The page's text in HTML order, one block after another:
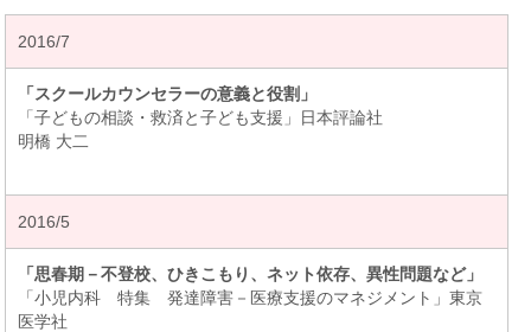
2016/7
「スクールカウンセラーの意義と役割」
「子どもの相談・救済と子ども支援」日本評論社
明橋 大二
2016/5
「思春期－不登校、ひきこもり、ネット依存、異性問題など」
「小児内科 特集 発達障害－医療支援のマネジメント」東京
医学社